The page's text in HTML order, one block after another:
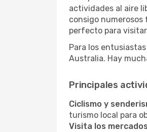
actividades al aire
consigo
perfecto para
Para los
Australia. Hay
Principales
Ciclismo y
turismo local para
Visita los